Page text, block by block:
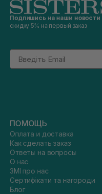
Подпишись на наши новости
скидку 5% на первый заказ
Email
ПОМОЩЬ
Оплата и доставка
Как сделать заказ
Ответы на вопросы
О нас
ЗМІ про нас
Сертифікати та нагороди
Блог